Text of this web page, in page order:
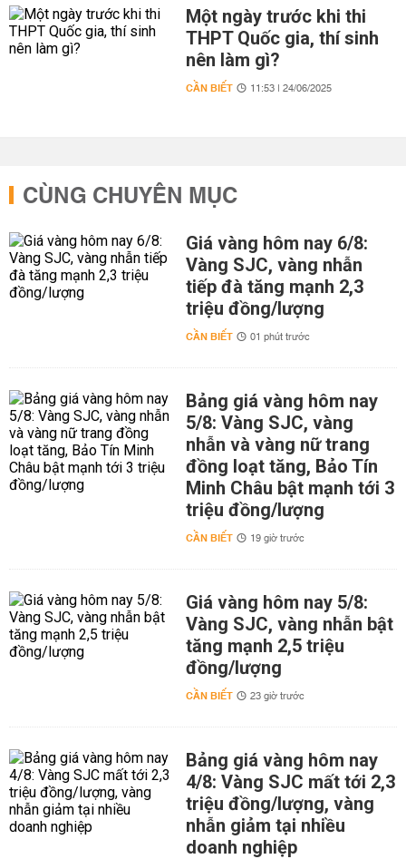
Một ngày trước khi thi
THPT Quốc gia, thí sinh
nên làm gì?
CẦN BIẾT 11:53 | 24/06/2025
CÙNG CHUYÊN MỤC
Giá vàng hôm nay 6/8:
Vàng SJC, vàng nhẫn
tiếp đà tăng mạnh 2,3
triệu đồng/lượng
CẦN BIẾT 01 phút trước
Bảng giá vàng hôm nay
5/8: Vàng SJC, vàng
nhẫn và vàng nữ trang
đồng loạt tăng, Bảo Tín
Minh Châu bật mạnh tới 3
triệu đồng/lượng
CẦN BIẾT 19 giờ trước
Giá vàng hôm nay 5/8:
Vàng SJC, vàng nhẫn bật
tăng mạnh 2,5 triệu
đồng/lượng
CẦN BIẾT 23 giờ trước
Bảng giá vàng hôm nay
4/8: Vàng SJC mất tới 2,3
triệu đồng/lượng, vàng
nhẫn giảm tại nhiều
doanh nghiệp